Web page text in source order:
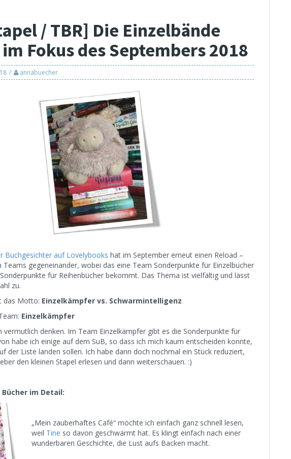
/ TBR] Die Einzelbände
Fokus des Septembers 2018
annabuecher
Buchgesichter auf Lovelybooks hat im September erneut einen Reload –
Teams gegeneinander, wobei das eine Team Sonderpunkte für Einzelbücher
für Reihenbücher bekommt. Das Thema ist vielfältig und lässt
zu.
das Motto: Einzelkämpfer vs. Schwarmintelligenz
Einzelkämpfer
vermutlich denken. Im Team Einzelkämpfer gibt es die Sonderpunkte für
habe ich einige auf dem SuB, so dass ich mich kaum entscheiden konnte,
der Liste landen sollen. Ich habe dann doch nochmal ein Stück reduziert,
den kleinen Stapel erlesen und dann weiterschauen. :)
im Detail:
„Mein zauberhaftes Café“ möchte ich einfach ganz schnell lesen,
weil Tine so davon geschwärmt hat. Es klingt einfach nach einer
wunderbaren Geschichte, die Lust aufs Backen macht.